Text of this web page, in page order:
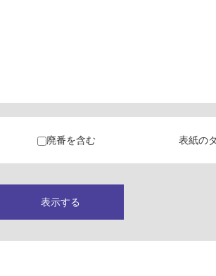
廃番を含む 表紙の
表示する